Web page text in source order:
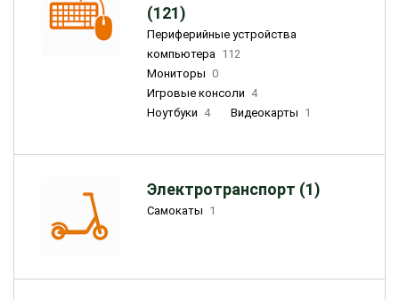
(121)
Периферийные устройства
компьютера 112
Мониторы 0
Игровые консоли 4
Ноутбуки 4 Видеокарты 1
Электротранспорт (1)
Самокаты 1